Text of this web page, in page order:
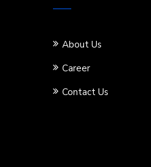
About Us
Career
Contact Us